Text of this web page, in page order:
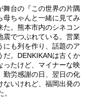
台の『この世界の片隅
母ちゃんと一緒に見てみ
た。熊本市内のシネコン
震でつぶれている。営業
にも列を作り、話題のア
。DENKIKANは古くか
ったけど、マイナーな映
勤労感謝の日、翌日の化
ないけれど、福岡出発の